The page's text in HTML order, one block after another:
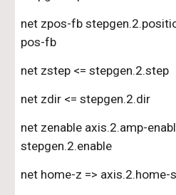
net zpos-fb
pos-fb
net zstep <= stepgen.2.step
net zdir <= stepgen.2.dir
net zenable axis.2.amp-
stepgen.2.enable
net home-z => axis.2.home-